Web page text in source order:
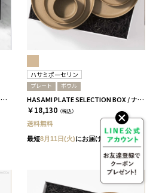
GOA/グレーシルバー 6本セット［クチポール］
ハサミポーセリン
プレート ボウル
HASAMI PLATE SELECTION BOX / ナチュラル［ハサミポーセリン］
￥18,130 （税込）
送料無料
最短8月11日(火)にお届け